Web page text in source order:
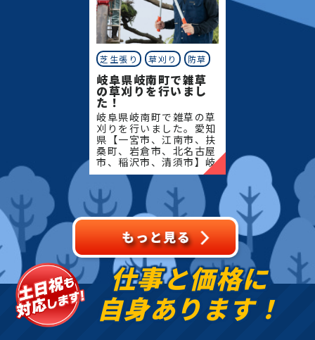
芝生張り 草刈り 防草
岐阜県岐南町で雑草
の草刈りを行いまし
た！
岐阜県岐南町で雑草の草
刈りを行いました。愛知
県【一宮市、江南市、扶
桑町、岩倉市、北名古屋
市、稲沢市、清須市】岐
阜県【岐阜市、各務原
市、岐南町、笠松町、羽
島市】地域密着で伐採・
抜根・剪定・草刈りなど
のお
仕事と価格に
自身あります！